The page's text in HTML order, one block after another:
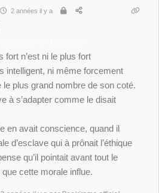
2 années il y a
fort n’est ni le plus fort
intelligent, ni même forcement
plus grand nombre de son coté.
à s’adapter comme le disait
en avait conscience, quand il
d’esclave qui à prônait l’éthique
qu’il pointait avant tout le
cette morale influe.